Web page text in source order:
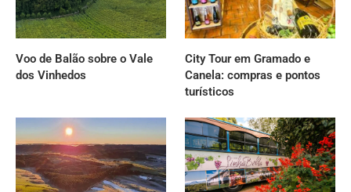
Voo de Balão sobre o Vale
dos Vinhedos
City Tour em Gramado e
Canela: compras e pontos
turísticos